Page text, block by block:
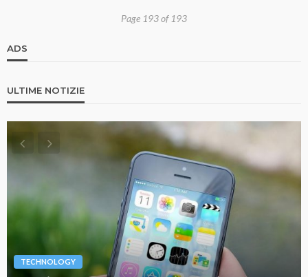
Page 193 of 193
ADS
ULTIME NOTIZIE
TECHNOLOGY